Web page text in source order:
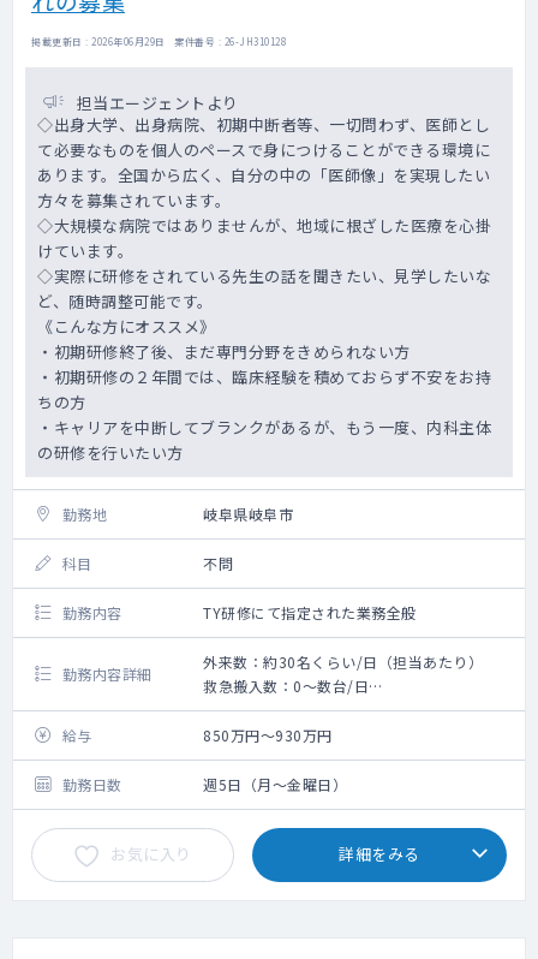
掲載更新日 : 2026年06月29日 案件番号 : 26-JH310128
担当エージェントより
◇出身大学、出身病院、初期中断者等、一切問わず、医師とし
て必要なものを個人のペースで身につけることができる環境に
あります。全国から広く、自分の中の「医師像」を実現したい
方々を募集されています。
◇大規模な病院ではありませんが、地域に根ざした医療を心掛
けています。
◇実際に研修をされている先生の話を聞きたい、見学したいな
ど、随時調整可能です。
《こんな方にオススメ》
・初期研修終了後、まだ専門分野をきめられない方
・初期研修の２年間では、臨床経験を積めておらず不安をお持
ちの方
・キャリアを中断してブランクがあるが、もう一度、内科主体
の研修を行いたい方
勤務地 岐阜県岐阜市
科目 不問
勤務内容 TY研修にて指定された業務全般
勤務内容詳細
外来数：約30名くらい/日（担当あたり）
救急搬入数：0～数台/日
初期研修修了後、専門研修に進む前に内科を
中心に希望の研修を行い（原則1年間）、自分
の適性に合っている分野や、深めていきたい
領域を見出していくことを目標とする研修制
度です。
出身大学、出身病院、年次を問わず、意欲の
ある医師を受け入れています。
まだ経験の浅い段階から自己効力感を高め、
次のステージにつないでいくことを目指しま
給与 850万円～930万円
勤務日数 週5日（月～金曜日）
お気に入り 詳細をみる